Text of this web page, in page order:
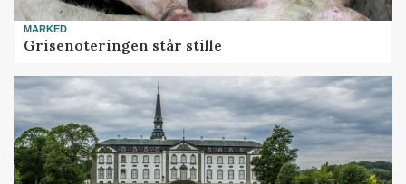
MARKED
Grisenoteringen står stille